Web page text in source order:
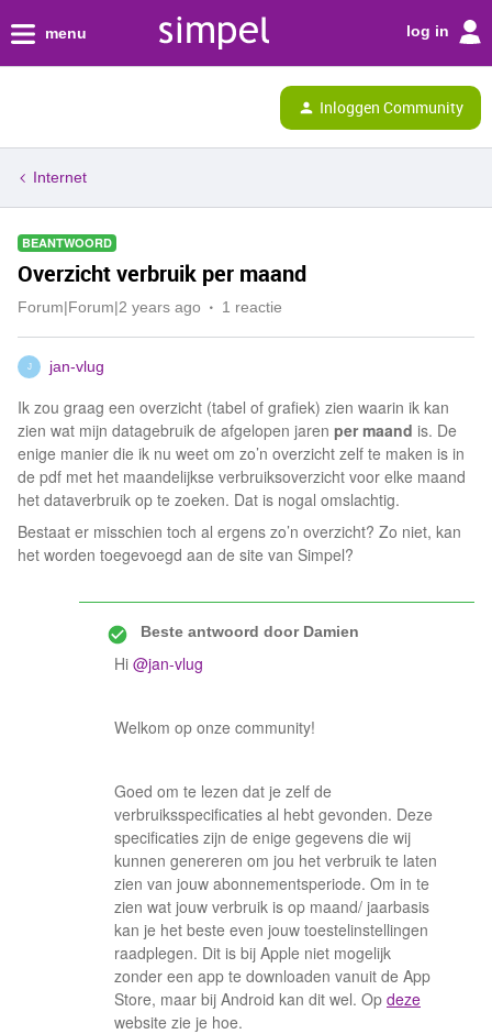
menu log in
Inloggen Community
Internet
BEANTWOORD
Overzicht verbruik per maand
Forum|Forum|2 years ago 1 reactie
J jan-vlug
Ik zou graag een overzicht (tabel of grafiek) zien waarin ik kan
zien wat mijn datagebruik de afgelopen jaren per maand is. De
enige manier die ik nu weet om zo’n overzicht zelf te maken is in
de pdf met het maandelijkse verbruiksoverzicht voor elke maand
het dataverbruik op te zoeken. Dat is nogal omslachtig.
Bestaat er misschien toch al ergens zo’n overzicht? Zo niet, kan
het worden toegevoegd aan de site van Simpel?
Beste antwoord doorDamien
Hi @jan-vlug
Welkom op onze community!
Goed om te lezen dat je zelf de
verbruiksspecificaties al hebt gevonden. Deze
specificaties zijn de enige gegevens die wij
kunnen genereren om jou het verbruik te laten
zien van jouw abonnementsperiode. Om in te
zien wat jouw verbruik is op maand/ jaarbasis
kan je het beste even jouw toestelinstellingen
raadplegen. Dit is bij Apple niet mogelijk
zonder een app te downloaden vanuit de App
Store, maar bij Android kan dit wel. Op deze
website zie je hoe.